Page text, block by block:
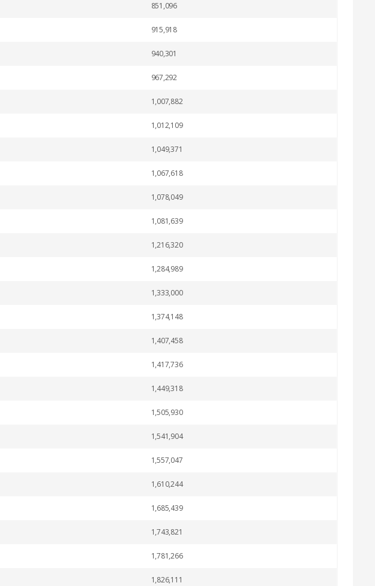
851,096
915,918
940,301
967,292
1,007,882
1,012,109
1,049,371
1,067,618
1,078,049
1,081,639
1,216,320
1,284,989
1,333,000
1,374,148
1,407,458
1,417,736
1,449,318
1,505,930
1,541,904
1,557,047
1,610,244
1,685,439
1,743,821
1,781,266
1,826,111